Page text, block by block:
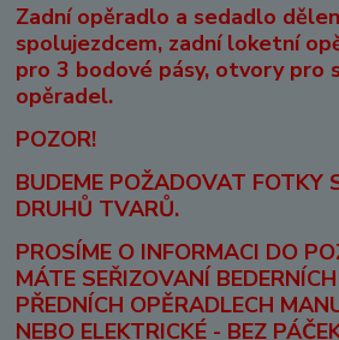
Zadní opěradlo a sedadlo
spolujezdcem, zadní loketní
pro 3 bodové pásy, otvory pro
opěradel.
POZOR!
BUDEME POŽADOVAT FOTKY
DRUHŮ TVARŮ.
PROSÍME O INFORMACI DO
MÁTE SEŘIZOVANÍ
PŘEDNÍCH OPĚRADLECH
NEBO ELEKTRICKÉ - BEZ